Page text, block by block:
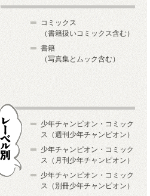
コミックス
（書籍扱いコミックス含む）
書籍
（写真集とムック含む）
少年チャンピオン・コミック
ス（週刊少年チャンピオン）
少年チャンピオン・コミック
ス（月刊少年チャンピオン）
少年チャンピオン・コミック
ス（別冊少年チャンピオン）